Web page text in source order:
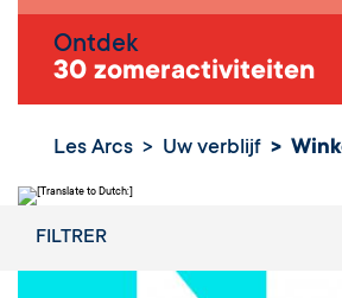
Ontdek
30 zomeractiviteiten
Les Arcs Uw verblijf
FILTRER